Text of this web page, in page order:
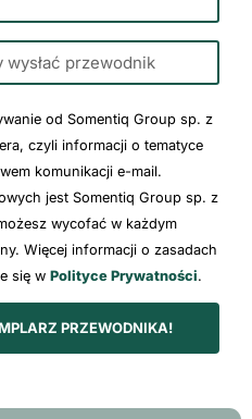
od Somentiq Group sp. z
czyli informacji o tematyce
komunikacji e-mail.
jest Somentiq Group sp. z
wycofać w każdym
Więcej informacji o zasadach
się w Polityce Prywatności.
PRZEWODNIKA!